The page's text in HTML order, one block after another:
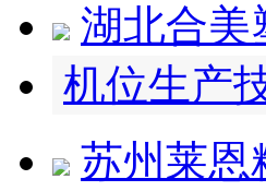
湖北合美
机位生产
苏州莱恩